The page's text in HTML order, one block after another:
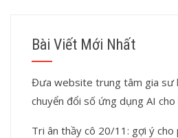
Bài Viết Mới Nhất
Đưa website trung tâm gia sư
chuyển đổi số ứng dụng AI cho
Tri ân thầy cô 20/11: gợi ý cho